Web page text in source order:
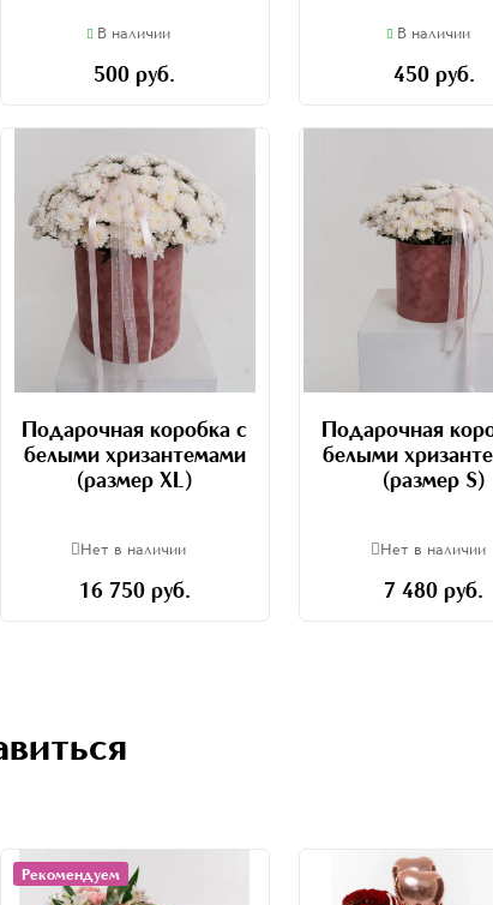
В наличии
500 руб.
В наличии
450 руб.
Подарочная коробка с
белыми хризантемами
(размер XL)
Нет в наличии
16 750 руб.
Подарочная
белыми
(размер S)
Нет в наличии
7 480 руб.
Рекомендуем